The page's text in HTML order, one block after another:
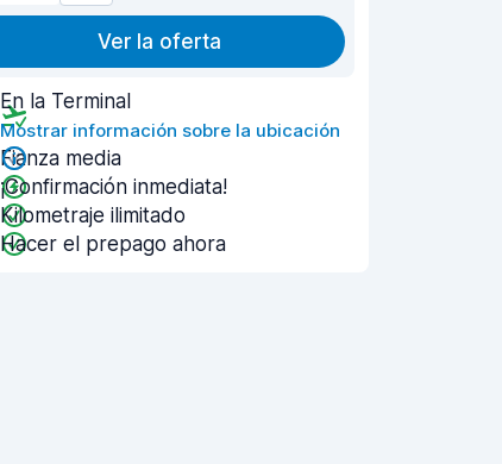
Ver la oferta
En la Terminal
Mostrar información sobre la ubicación
Fianza media
¡Confirmación inmediata!
Kilometraje ilimitado
Hacer el prepago ahora